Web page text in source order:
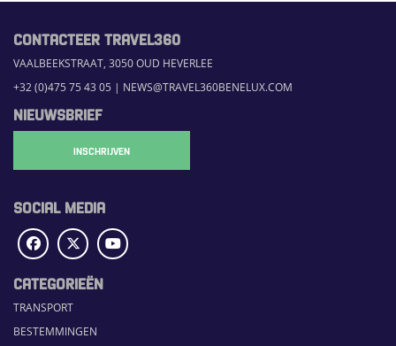
CONTACTEER TRAVEL360
VAALBEEKSTRAAT, 3050 OUD HEVERLEE
+32 (0)475 75 43 05 | NEWS@TRAVEL360BENELUX.COM
NIEUWSBRIEF
INSCHRIJVEN
SOCIAL MEDIA
CATEGORIEËN
TRANSPORT
BESTEMMINGEN